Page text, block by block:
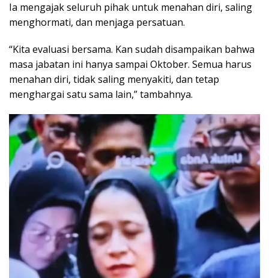
Ia mengajak seluruh pihak untuk menahan diri, saling
menghormati, dan menjaga persatuan.
“Kita evaluasi bersama. Kan sudah disampaikan bahwa
masa jabatan ini hanya sampai Oktober. Semua harus
menahan diri, tidak saling menyakiti, dan tetap
menghargai satu sama lain,” tambahnya.